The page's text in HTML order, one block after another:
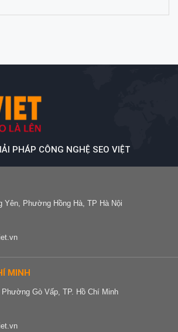
PHÁP CÔNG NGHỆ SEO VIỆT
Yên, Phường Hồng Hà, TP Hà Nội
MINH
Gò Vấp, TP. Hồ Chí Minh